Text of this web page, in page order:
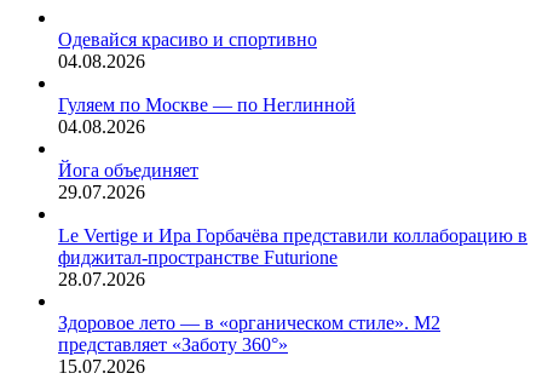
Одевайся красиво и спортивно
04.08.2026
Гуляем по Москве — по Неглинной
04.08.2026
Йога объединяет
29.07.2026
Le Vertige и Ира Горбачёва представили коллаборацию в
фиджитал-пространстве Futurione
28.07.2026
Здоровое лето — в «органическом стиле». М2
представляет «Заботу 360°»
15.07.2026